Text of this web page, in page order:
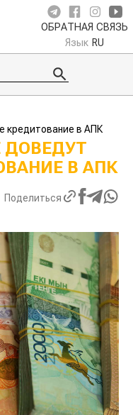
ОБРАТНАЯ СВЯЗЬ
Язык RU
кредитование в АПК
ДОВЕДУТ
В АПК
Поделиться